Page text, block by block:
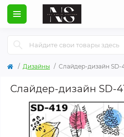
Дизайны Слайдер-дизайн SD-
Слайдер-дизайн SD-